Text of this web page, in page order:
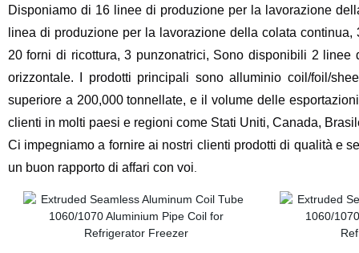
Disponiamo di 16 linee di produzione per la lavorazione
linea di produzione per la lavorazione della colata
20 forni di ricottura, 3 punzonatrici, Sono disponibili 2
orizzontale. I prodotti principali sono alluminio coil/foil/
superiore a 200,000 tonnellate, e il volume delle
clienti in molti paesi e regioni come Stati Uniti, Canada,
Ci impegniamo a fornire ai nostri clienti prodotti di qualità e
un buon rapporto di affari con voi